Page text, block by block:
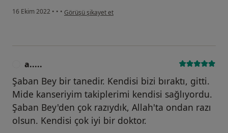
16 Ekim 2022 • • • kullanıcının görüşüne göre o.....
Görüşü şikayet et
a.....
Şaban Bey bir tanedir. Kendisi bizi bıraktı, gitti.
Mide kanseriyim takiplerimi kendisi sağlıyordu.
Şaban Bey'den çok razıydık, Allah'ta ondan razı
olsun. Kendisi çok iyi bir doktor.